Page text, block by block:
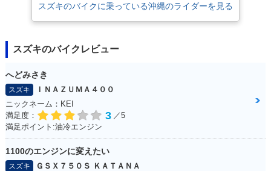
スズキのバイクに乗っている沖縄のライダーを見る
スズキのバイクレビュー
へどみさき
スズキ
ＩＮＡＺＵＭＡ４００
ニックネーム：KEI
満足度：
3 ／5
満足ポイント:油冷エンジン
1100のエンジンに変えたい
スズキ
ＧＳＸ７５０Ｓ ＫＡＴＡＮＡ